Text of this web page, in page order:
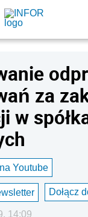
za
w
Youtube
Dołącz
14:09